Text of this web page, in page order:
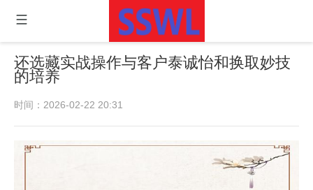
还选藏实战操作与客户泰诚怡和换取妙技
的培养
时间：2026-02-22 20:31